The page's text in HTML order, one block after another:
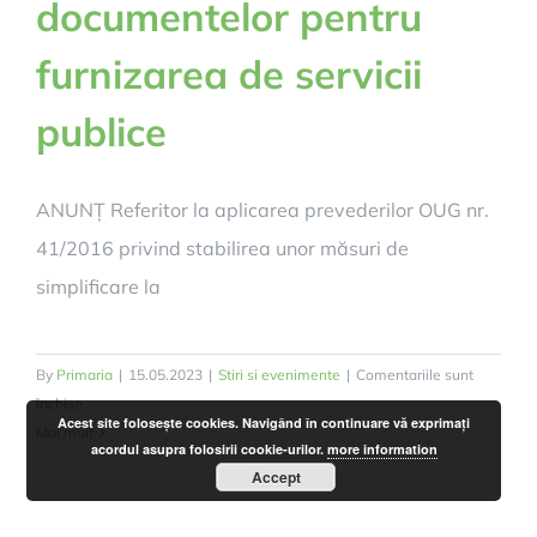
documentelor pentru
furnizarea de servicii
publice
ANUNȚ Referitor la aplicarea prevederilor OUG nr.
41/2016 privind stabilirea unor măsuri de
simplificare la
By Primaria | 15.05.2023 | Stiri si evenimente | Comentariile sunt
închisepentru
E-
mail
Mai mult
Acest site foloseşte cookies. Navigând în continuare vă exprimaţi
acordul asupra folosirii cookie-urilor. more information
Accept